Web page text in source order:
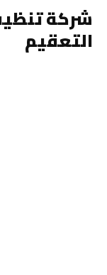
شركة
التعقيم